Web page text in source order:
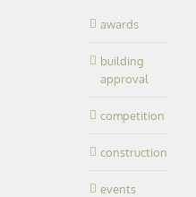
awards
building
approval
competition
construction
events